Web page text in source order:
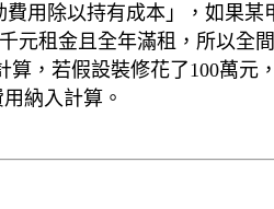
用除以持有成本」，如果某
元租金且全年滿租，所以全
，若假設裝修花了100萬元
納入計算。